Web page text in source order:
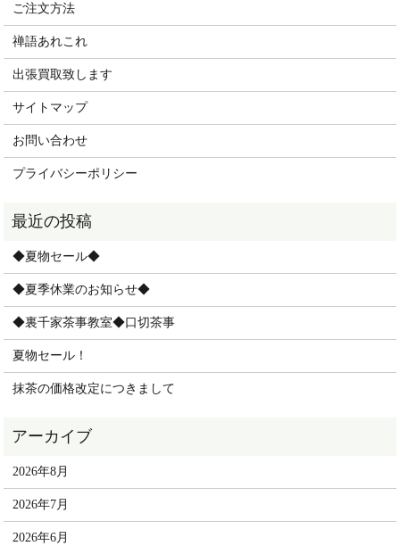
ご注文方法
禅語あれこれ
出張買取致します
サイトマップ
お問い合わせ
プライバシーポリシー
◆夏物セール◆
◆夏季休業のお知らせ◆
◆裏千家茶事教室◆口切茶事
夏物セール！
抹茶の価格改定につきまして
2026年8月
2026年7月
2026年6月